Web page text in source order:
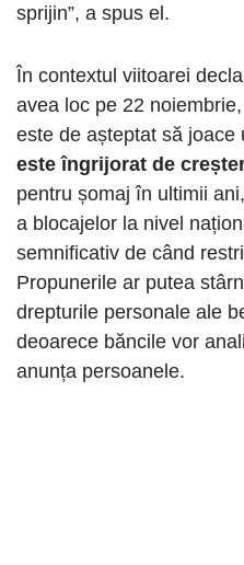
sprijin”, a spus el.
În contextul viitoarei
avea loc pe 22
este de așteptat să joace
este îngrijorat de
pentru șomaj în ultimii
a blocajelor la nivel
semnificativ de când
Propunerile ar putea
drepturile personale ale
deoarece băncile vor
anunța persoanele.